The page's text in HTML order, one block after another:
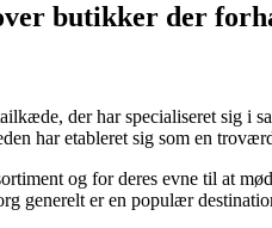
butikker der
der har specialiseret sig i
har etableret sig som en
og for deres evne til at
generelt er en populær